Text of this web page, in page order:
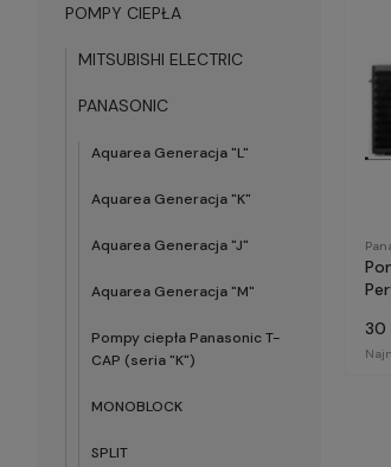
POMPY CIEPŁA
MITSUBISHI ELECTRIC
PANASONIC
Aquarea Generacja "L"
Aquarea Generacja "K"
Aquarea Generacja "J"
Aquarea Generacja "M"
Pompy ciepła Panasonic T-
CAP (seria "K")
MONOBLOCK
SPLIT
30